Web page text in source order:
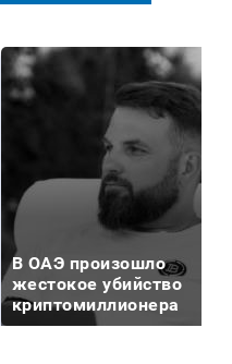
В ОАЭ произошло
жестокое убийство
криптомиллионера